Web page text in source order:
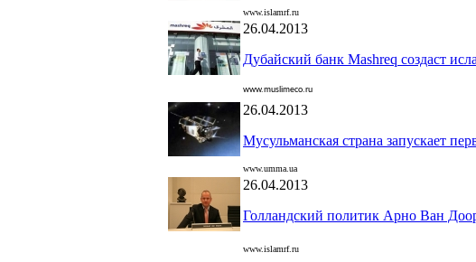
www.islamrf.ru
26.04.2013
Дубайский банк Mashreq создаст
www.muslimeco.ru
26.04.2013
Мусульманская страна запускает
www.umma.ua
26.04.2013
Голландский политик Арно Ван
www.islamrf.ru